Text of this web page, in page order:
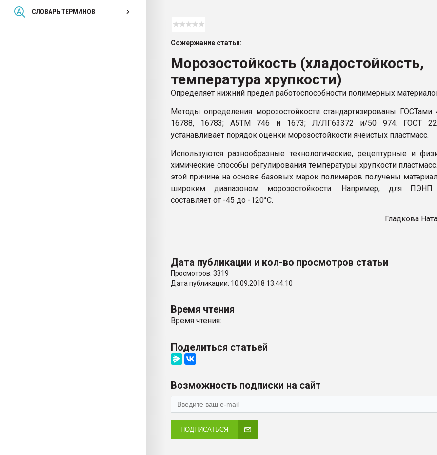
СЛОВАРЬ ТЕРМИНОВ
ПЕРЕЙТИ НА ФОРУМ
Сожержание статьи:
Морозостойкость (хладостойкость,
температура хрупкости)
Определяет нижний предел работоспособности полимерных
Методы определения морозостойкости стандартизированы ГОСТами
16788, 16783; А5ТМ 746 и 1673; Л/ЛГ63372 и/50 974. ГОСТ
устанавливает порядок оценки морозостойкости ячеистых пластмасс.
Используются разнообразные технологические, рецептурные и
химические способы регулирования температуры хрупкости
этой причине на основе базовых марок полимеров получены
широким диапазоном морозостойкости. Например, для
составляет от -45 до -120°С.
Гладкова
Дата публикации и кол-во просмотров статьи
Просмотров: 3319
Дата публикации: 10.09.2018 13:44:10
Время чтения
Время чтения:
Поделиться статьей
Возможность подписки на сайт
ПОДПИСАТЬСЯ